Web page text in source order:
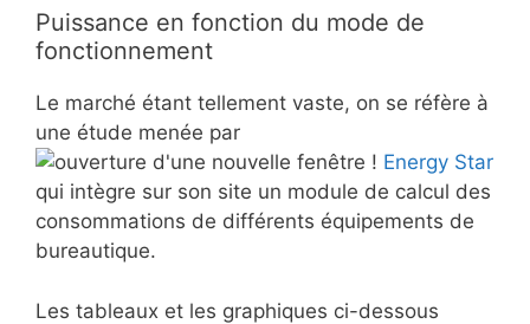
Puissance en fonction du mode de
fonctionnement
Le marché étant tellement vaste, on se réfère à
une étude menée par
Energy Star
qui intègre sur son site un module de calcul des
consommations de différents équipements de
bureautique.
Les tableaux et les graphiques ci-dessous